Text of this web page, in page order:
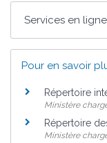
Services en
Pour en savoir
Répertoire
Ministère
Répertoire
Ministère